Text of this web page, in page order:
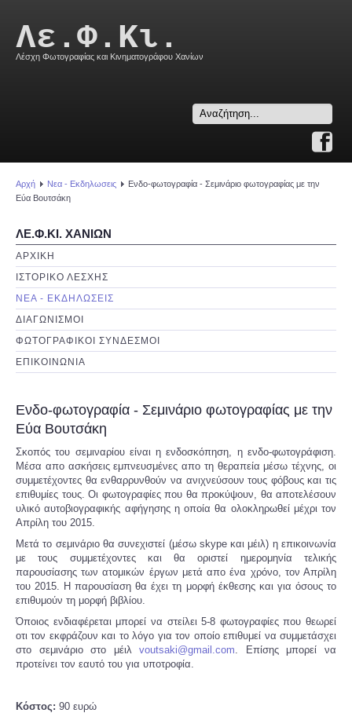
Λε.Φ.Κι.
Λέσχη Φωτογραφίας και Κινηματογράφου Χανίων
Search
...
Αρχή Νεα - Εκδηλωσεις
Eνδο-φωτογραφία - Σεμινάριο φωτογραφίας με την
Εύα Βουτσάκη
ΛΕ.Φ.ΚΙ. ΧΑΝΙΩΝ
ΑΡΧΙΚΗ
ΙΣΤΟΡΙΚΟ ΛΕΣΧΗΣ
ΝΕΑ - ΕΚΔΗΛΩΣΕΙΣ
ΔΙΑΓΩΝΙΣΜΟΙ
ΦΩΤΟΓΡΑΦΙΚΟΙ ΣΥΝΔΕΣΜΟΙ
ΕΠΙΚΟΙΝΩΝΙΑ
Eνδο-φωτογραφία - Σεμινάριο φωτογραφίας με την
Εύα Βουτσάκη
Σκοπός του σεμιναρίου είναι η ενδοσκόπηση, η ενδο-φωτογράφιση.
Μέσα απο ασκήσεις εμπνευσμένες απο τη θεραπεία μέσω τέχνης, οι
συμμετέχοντες θα ενθαρρυνθούν να ανιχνεύσουν τους φόβους και τις
επιθυμίες τους. Οι φωτογραφίες που θα προκύψουν, θα αποτελέσουν
υλικό αυτοβιογραφικής αφήγησης η οποία θα ολοκληρωθεί μέχρι τον
Απρίλη του 2015.
Μετά το σεμινάριο θα συνεχιστεί (μέσω skype και μέιλ) η επικοινωνία
με τους συμμετέχοντες και θα οριστεί ημερομηνία τελικής
παρουσίασης των ατομικών έργων μετά απο ένα χρόνο, τον Απρίλη
του 2015. Η παρουσίαση θα έχει τη μορφή έκθεσης και για όσους το
επιθυμούν τη μορφή βιβλίου.
Όποιος ενδιαφέρεται μπορεί να στείλει 5-8 φωτογραφίες που θεωρεί
οτι τον εκφράζουν και το λόγο για τον οποίο επιθυμεί να συμμετάσχει
στο σεμινάριο στο μέιλvoutsaki@gmail.com. Επίσης μπορεί να
προτείνει τον εαυτό του για υποτροφία.
Κόστος: 90 ευρώ